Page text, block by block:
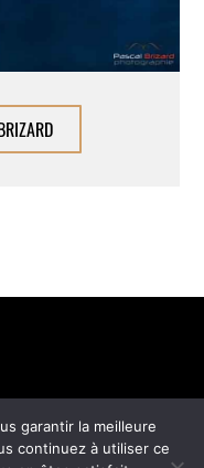
garantir la meilleure
continuez à utiliser ce